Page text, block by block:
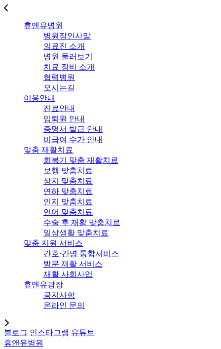
휴앤유병원
병원장인사말
의료진 소개
병원 둘러보기
치료 장비 소개
협력병원
오시는길
이용안내
진료안내
입퇴원 안내
증명서 발급 안내
비급여 수가 안내
맞춤 재활치료
회복기 맞춤 재활치료
보행 맞춤치료
상지 맞춤치료
연하 맞춤치료
인지 맞춤치료
언어 맞춤치료
수술 후 재활 맞춤치료
일상생활 맞춤치료
맞춤 지원 서비스
간호·간병 통합서비스
방문 재활 서비스
재활 사회사업
휴앤유광장
공지사항
온라인 문의
블로그 인스타그램 유튜브
휴앤유병원